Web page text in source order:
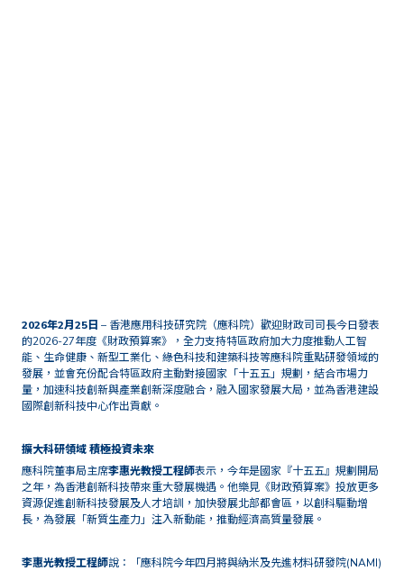
2026年2月25日 – 香港應用科技研究院（應科院）歡迎財政司司長今日發表
的2026-27年度《財政預算案》，全力支持特區政府加大力度推動人工智
能、生命健康、新型工業化、綠色科技和建築科技等應科院重點研發領域的
發展，並會充份配合特區政府主動對接國家「十五五」規劃，結合市場力
量，加速科技創新與產業創新深度融合，融入國家發展大局，並為香港建設
國際創新科技中心作出貢獻。
擴大科研領域 積極投資未來
應科院董事局主席李惠光教授工程師表示，今年是國家『十五五』規劃開局
之年，為香港創新科技帶來重大發展機遇。他樂見《財政預算案》投放更多
資源促進創新科技發展及人才培訓，加快發展北部都會區，以創科驅動增
長，為發展「新質生產力」注入新動能，推動經濟高質量發展。
李惠光教授工程師說：「應科院今年四月將與納米及先進材料研發院(NAMI)